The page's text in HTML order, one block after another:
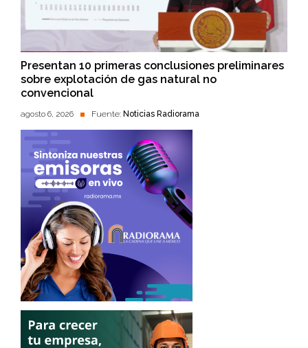
Presentan 10 primeras conclusiones preliminares
sobre explotación de gas natural no
convencional
agosto 6, 2026 Fuente: Noticias Radiorama